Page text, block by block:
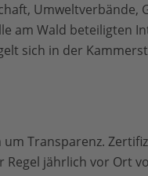
Umweltverbände,
am Wald beteiligten
sich in der
um Transparenz.
Regel jährlich vor Ort